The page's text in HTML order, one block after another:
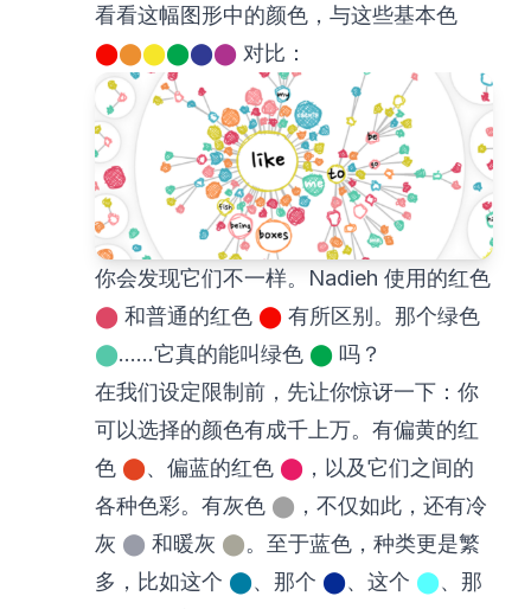
看看这幅图形中的颜色，与这些基本色
⬤⬤⬤⬤⬤⬤ 对比：
你会发现它们不一样。Nadieh 使用的红色
⬤ 和普通的红色 ⬤ 有所区别。那个绿色
⬤……它真的能叫绿色 ⬤ 吗？
在我们设定限制前，先让你惊讶一下：你
可以选择的颜色有成千上万。有偏黄的红
色 ⬤、偏蓝的红色 ⬤ ，以及它们之间的
各种色彩。有灰色 ⬤ ，不仅如此，还有冷
灰 ⬤ 和暖灰 ⬤。至于蓝色，种类更是繁
多，比如这个 ⬤、那个 ⬤、这个 ⬤、那